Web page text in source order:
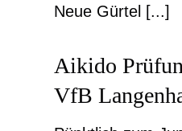
Neue Gürtel [...]
Aikido
VfB